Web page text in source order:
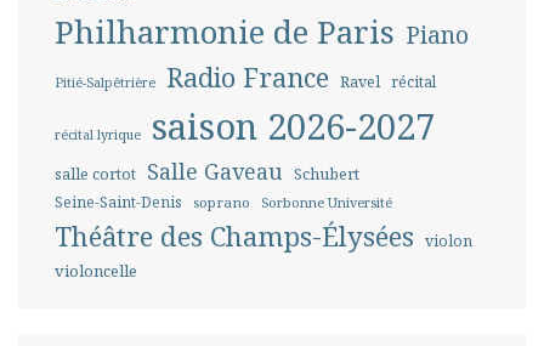
Philharmonie de Paris Piano
Pitié-Salpêtrière Radio France Ravel récital
récital lyrique saison 2026-2027
salle cortot Salle Gaveau Schubert
Seine-Saint-Denis soprano Sorbonne Université
Théâtre des Champs-Élysées violon
violoncelle